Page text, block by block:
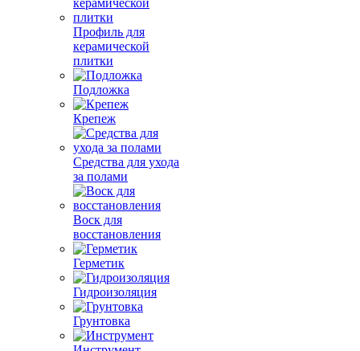
Профиль для
керамической
плитки
Подложка
Крепеж
Средства для ухода
за полами
Воск для
восстановления
Герметик
Гидроизоляция
Грунтовка